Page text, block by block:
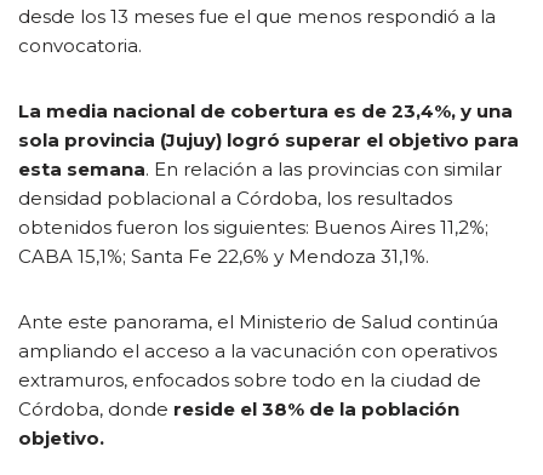
desde los 13 meses fue el que menos respondió a la
convocatoria.
La media nacional de cobertura es de 23,4%, y una
sola provincia (Jujuy) logró superar el objetivo para
esta semana. En relación a las provincias con similar
densidad poblacional a Córdoba, los resultados
obtenidos fueron los siguientes: Buenos Aires 11,2%;
CABA 15,1%; Santa Fe 22,6% y Mendoza 31,1%.
Ante este panorama, el Ministerio de Salud continúa
ampliando el acceso a la vacunación con operativos
extramuros, enfocados sobre todo en la ciudad de
Córdoba, donde reside el 38% de la población
objetivo.